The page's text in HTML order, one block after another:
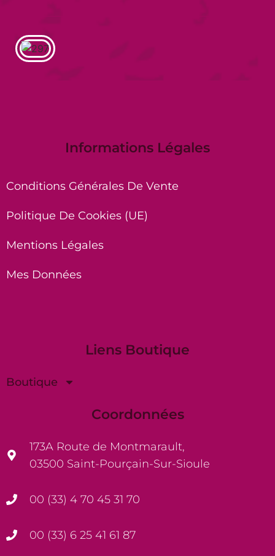
Informations Légales
Conditions Générales De Vente
Politique De Cookies (UE)
Mentions Légales
Mes Données
Liens Boutique
Boutique
Coordonnées
173A Route de Montmarault,
03500 Saint-Pourçain-Sur-Sioule
00 (33) 4 70 45 31 70
00 (33) 6 25 41 61 87